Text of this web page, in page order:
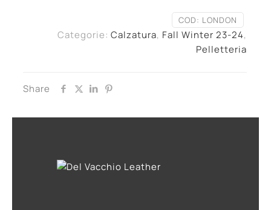
COD: LONDON
Categorie: Calzatura, Fall Winter 23-24,
Pelletteria
Share